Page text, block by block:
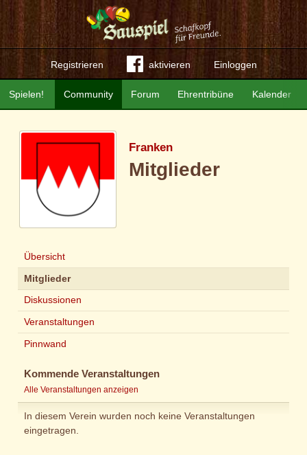
Registrieren aktivieren Einloggen
Community Forum Ehrentribüne Kalender
Spielen!
Franken
Mitglieder
Übersicht
Mitglieder
Diskussionen
Veranstaltungen
Pinnwand
Kommende Veranstaltungen
Alle Veranstaltungen anzeigen
In diesem Verein wurden noch keine Veranstaltungen
eingetragen.